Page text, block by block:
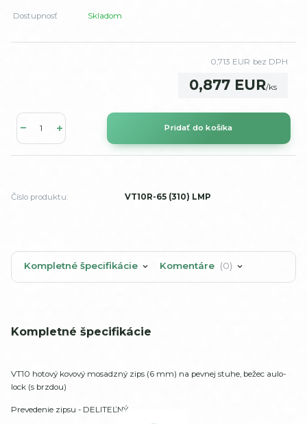
Dostupnosť Skladom
0,877 EUR/ks
0,713 EUR bez DPH
Pridať do košíka
Číslo produktu: VT10R-65 (310) LMP
Kompletné špecifikácie Komentáre 0
Kompletné špecifikácie
VT10 hotový kovový mosadzný zips (6 mm) na pevnej stuhe, bežec aulo-
lock (s brzdou)
Prevedenie zipsu - DELITEĽNÝ